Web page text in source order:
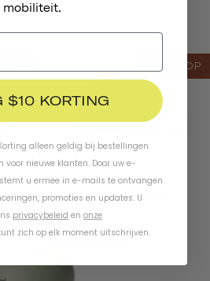
VERKOOP
Chapter MIPS
$ 101,00
VERKOOP
mobiliteit.
$10 KORTING
alleen geldig bij bestellingen
voor nieuwe klanten. Door uw e-
u ermee in e-mails te ontvangen
promoties en updates. U
privacybeleid en onze
zich op elk moment uitschrijven.